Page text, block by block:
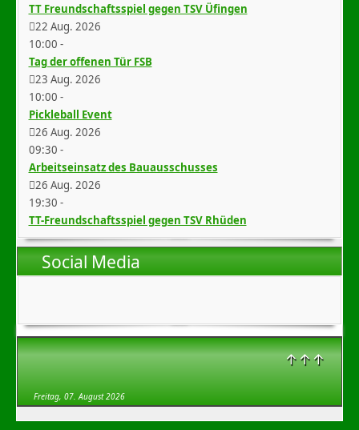
↑↑↑
Freitag, 07. August 2026
TT Freundschaftsspiel gegen TSV Üfingen
22 Aug. 2026
10:00 -
Tag der offenen Tür FSB
23 Aug. 2026
10:00 -
Pickleball Event
26 Aug. 2026
09:30 -
Arbeitseinsatz des Bauausschusses
26 Aug. 2026
19:30 -
TT-Freundschaftsspiel gegen TSV Rhüden
Social Media